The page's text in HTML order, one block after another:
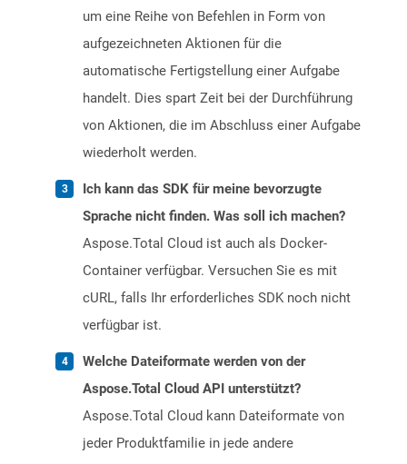
um eine Reihe von Befehlen in Form von
aufgezeichneten Aktionen für die
automatische Fertigstellung einer Aufgabe
handelt. Dies spart Zeit bei der Durchführung
von Aktionen, die im Abschluss einer Aufgabe
wiederholt werden.
Ich kann das SDK für meine bevorzugte
Sprache nicht finden. Was soll ich machen?
Aspose.Total Cloud ist auch als Docker-
Container verfügbar. Versuchen Sie es mit
cURL, falls Ihr erforderliches SDK noch nicht
verfügbar ist.
Welche Dateiformate werden von der
Aspose.Total Cloud API unterstützt?
Aspose.Total Cloud kann Dateiformate von
jeder Produktfamilie in jede andere